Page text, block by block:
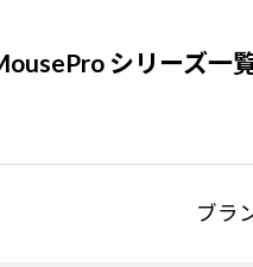
シリーズ一
ブラ